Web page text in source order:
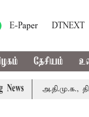
E-Paper DTNEXT
தேசியம்
News தி.மு.க.